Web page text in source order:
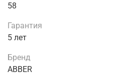
58
Гарантия
5 лет
Бренд
ABBER